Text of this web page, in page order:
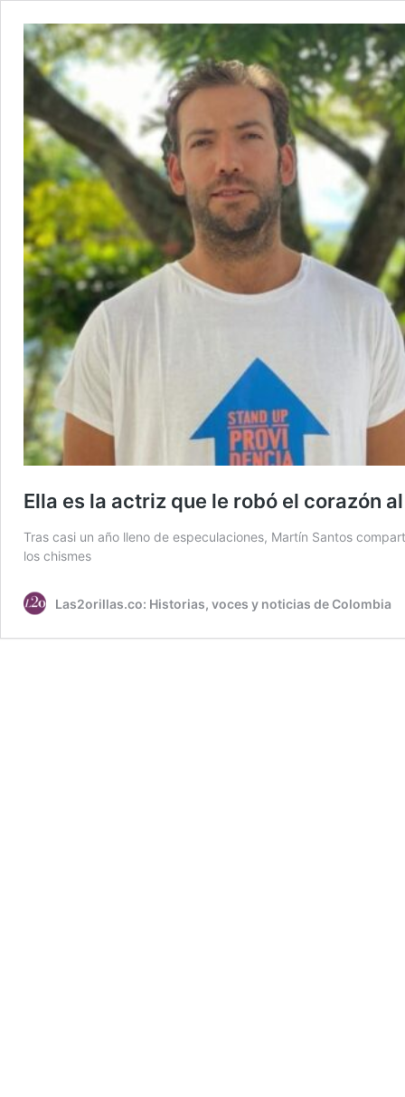
Ella es la actriz que le robó el corazón
Tras casi un año lleno de especulaciones, Martín Santos
los chismes
Las2orillas.co: Historias, voces y noticias de Colombia